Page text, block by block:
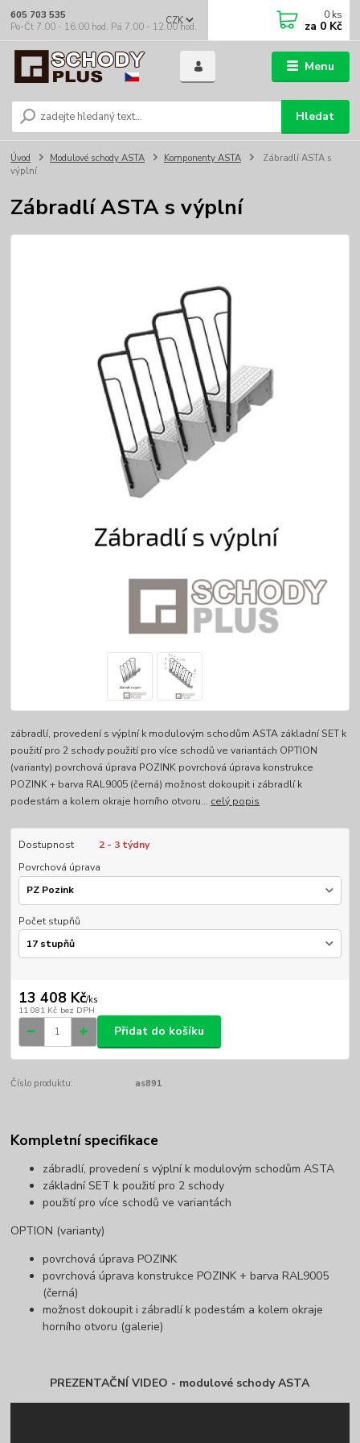
Menu
CZK
Hledat
605 703 535
Po-Čt 7.00 - 16.00 hod. Pá 7.00 - 12.00 hod.
0 ks
za 0 Kč
Úvod Modulové schody ASTA Komponenty ASTA
Zábradlí ASTA s
výplní
Zábradlí ASTA s výplní
zábradlí, provedení s výplní k modulovým schodům ASTA základní SET k
použití pro 2 schody použití pro více schodů ve variantách OPTION
(varianty) povrchová úprava POZINK povrchová úprava konstrukce
POZINK + barva RAL9005 (černá) možnost dokoupit i zábradlí k
podestám a kolem okraje horního otvoru... celý popis
Dostupnost
2 - 3 týdny
Povrchová úprava
Počet stupňů
13 408 Kč/ks
11 081 Kč bez DPH
Přidat do košíku
Číslo produktu: as891
Kompletní specifikace
zábradlí, provedení s výplní k modulovým schodům ASTA
základní SET k použití pro 2 schody
použití pro více schodů ve variantách
OPTION (varianty)
povrchová úprava POZINK
povrchová úprava konstrukce POZINK + barva RAL9005
(černá)
možnost dokoupit i zábradlí k podestám a kolem okraje
horního otvoru (galerie)
PREZENTAČNÍ VIDEO - modulové schody ASTA